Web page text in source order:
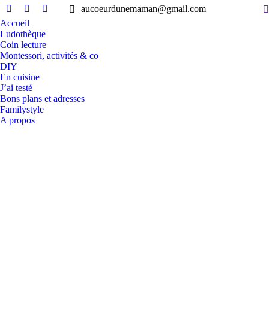
Facebook
page
opens
in
new
window
Instagram
page
opens
in
window
Pinterest
opens
in
aucoeurdunemaman@gmail.com
Accueil
Ludothèque
Coin lecture
Montessori, activités & co
DIY
En cuisine
J’ai testé
Bons plans et adresses
Familystyle
A propos